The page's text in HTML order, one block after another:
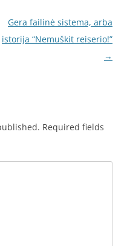
Gera failinė sistema, arba
istorija “Nemuškit reiserio!”
→
Required fields